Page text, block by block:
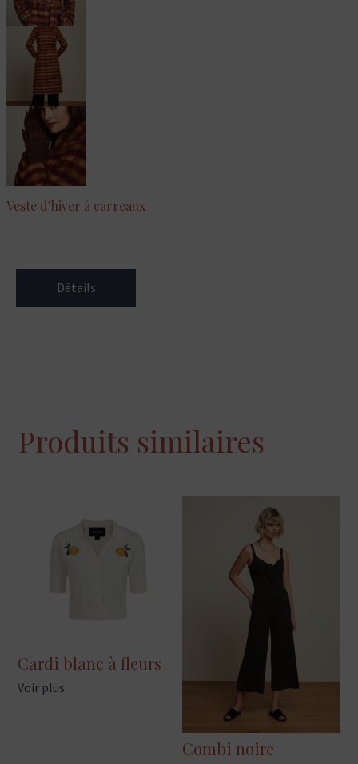
Veste d'hiver à carreaux
Détails
Produits similaires
Cardi blanc à fleurs
Voir plus
Combi noire